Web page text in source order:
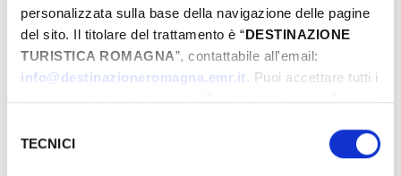
personalizzata sulla base della navigazione delle pagine
del sito. Il titolare del trattamento è “DESTINAZIONE
TURISTICA ROMAGNA”, contattabile all'email:
info@destinazioneromagna.emr.it. Puoi accettare tutti i
cookie premendo il pulsante “Accetta tutti i cookie”,
gestire le tue preferenze facendo clic su “Personalizza”.
Qualora acconsenti a tutti i cookie i Tuoi dati potranno
delTECNICI
Comune di Rimini propone
anche
La Terrazza Della Dolce Vita
Dire, Mare, Mangiare
Una notte al Museo: Eutyches e i mosaici